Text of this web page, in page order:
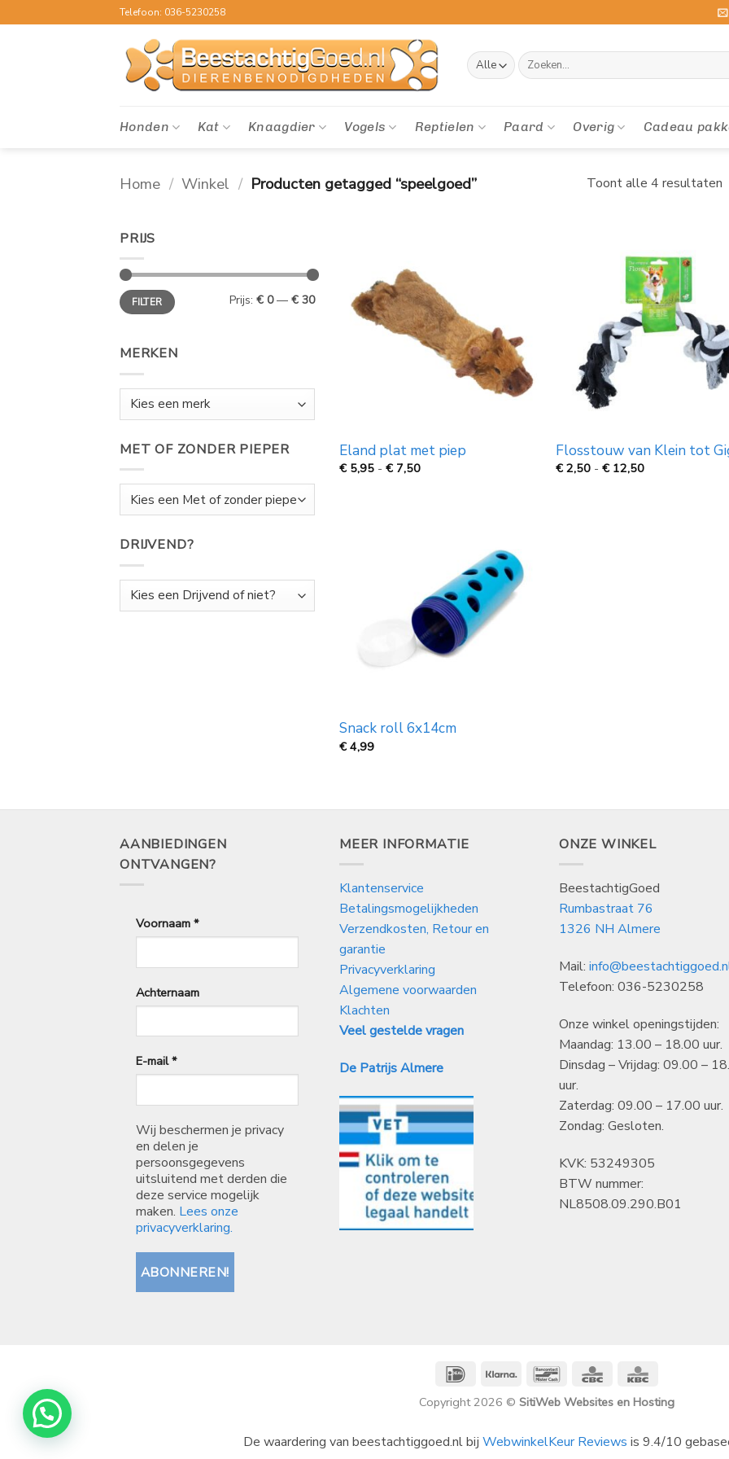
naar
Telefoon: 036-5230258
Zoeken
naar:
Honden Kat Knaagdier Vogels Reptielen Paard Overig Cadeau
Home / Winkel / Producten getagged “speelgoed” Toont alle 4 resultaten
PRIJS
Min.
prijs
Max.
prijsFILTER Prijs: € 0— € 30
MERKEN
MET OF ZONDER PIEPER
DRIJVEND?
Eland plat met piep
€ 5,95 - € 7,50Prijsklasse:
Flosstouw van Klein tot
€2,50 - € 12,50Prijsklasse:
Snack roll 6x14cm
€ 4,99
AANBIEDINGEN
ONTVANGEN?
Voornaam *
Achternaam
E-mail*
Wij beschermen je privacy
en delen je
persoonsgegevens
uitsluitend met derden die
deze service mogelijk
maken. Lees onze
privacyverklaring.
MEER INFORMATIE
Klantenservice
Betalingsmogelijkheden
Verzendkosten, Retour en
garantie
Privacyverklaring
Algemene voorwaarden
Klachten
Veel gestelde vragen
De Patrijs Almere
ONZE WINKEL
BeestachtigGoed
Rumbastraat 76
1326 NH Almere
Mail:
Telefoon: 036-5230258
Onze winkel openingstijden:
Maandag: 13.00 – 18.00 uur.
Dinsdag – Vrijdag: 09.00 –
uur.
Zaterdag: 09.00 – 17.00 uur.
Zondag: Gesloten.
KVK: 53249305
BTW nummer:
NL8508.09.290.B01
IDeal Klarna BancontactCBC
Copyright 2026 © SitiWeb Websites en Hosting
De waardering van beestachtiggoed.nl bij WebwinkelKeur Reviews is 9.4/10